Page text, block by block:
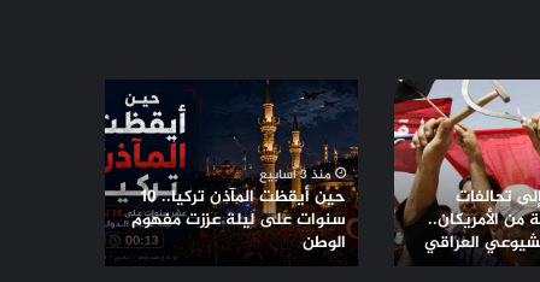
تحالفات
من الأمريكان..
العراقي
حين
أيقظت
المآذن
تركيا..
10
سنوات
على
ليلة
منذ 3 أسابيع
حين أيقظت المآذن تركيا.. 10
سنوات على ليلة عززت مفهوم
الوطن